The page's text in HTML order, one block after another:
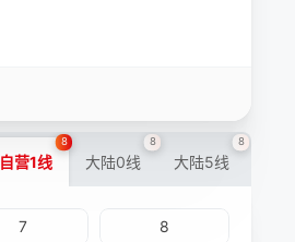
自营1线
8
大陆0线
8
大陆5线
8
7 8